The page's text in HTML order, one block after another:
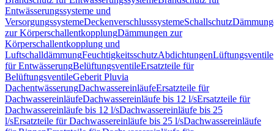
Entwässerungssysteme und
VersorgungssystemeDeckenverschlusssystemeSchallschutz
zur KörperschallentkopplungDämmungen zur
Körperschallentkopplung und
LuftschalldämmungFeuchtigkeitsschutzAbdichtungenLüftungsventile
für EntwässerungBelüftungsventileErsatzteile für
BelüftungsventileGeberit Pluvia
DachentwässerungDachwassereinläufeErsatzteile für
DachwassereinläufeDachwassereinläufe bis 12 l/sErsatzteile für
Dachwassereinläufe bis 12 l/sDachwassereinläufe bis 25
l/sErsatzteile für Dachwassereinläufe bis 25 l/sDachwassereinläufe